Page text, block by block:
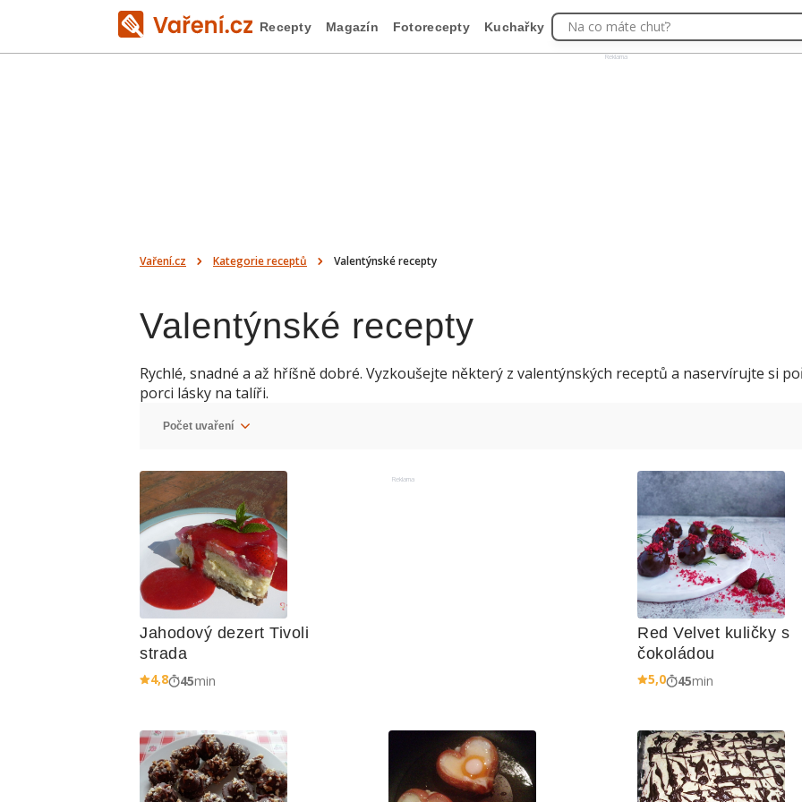
Reklama
Recepty Magazín Fotorecepty Kuchařky Na co máte chuť?
Vaření.cz Kategorie receptů Valentýnské recepty
Valentýnské recepty
Rychlé, snadné a až hříšně dobré. Vyzkoušejte některý z valentýnských receptů a naservírujte si
porci lásky na talíři.
Jahodový dezert Tivoli
strada
4,8 45min
Reklama
Red Velvet kuličky s
čokoládou
5,0 45min